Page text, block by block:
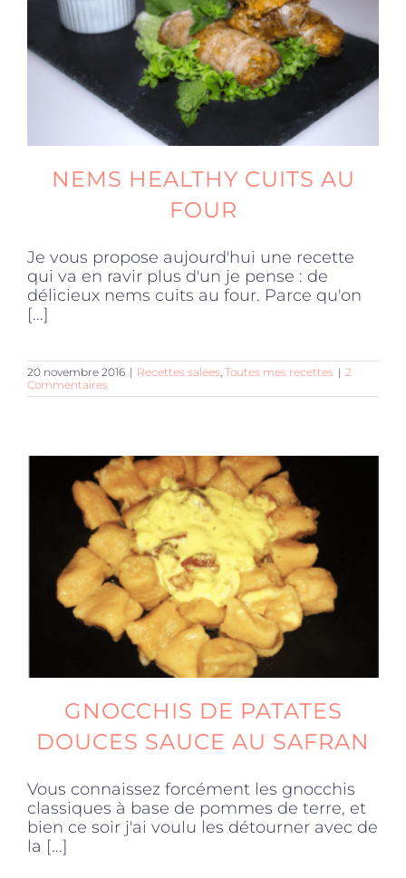
NEMS HEALTHY CUITS AU
FOUR
Je vous propose aujourd'hui une recette
qui va en ravir plus d'un je pense : de
délicieux nems cuits au four. Parce qu'on
[...]
20 novembre 2016 | Recettes salées, Toutes mes recettes | 2
Commentaires
GNOCCHIS DE PATATES
DOUCES SAUCE AU SAFRAN
Vous connaissez forcément les gnocchis
classiques à base de pommes de terre, et
bien ce soir j'ai voulu les détourner avec de
la [...]